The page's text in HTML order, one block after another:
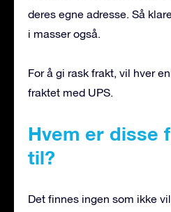
deres egne adresse. Så
i masser også.
For å gi rask frakt, vil hver
fraktet med UPS.
Hvem er disse
til?
Det finnes ingen som ikke